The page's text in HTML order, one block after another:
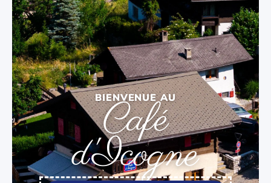
BIENVENUE AU
Café
d'Icogne